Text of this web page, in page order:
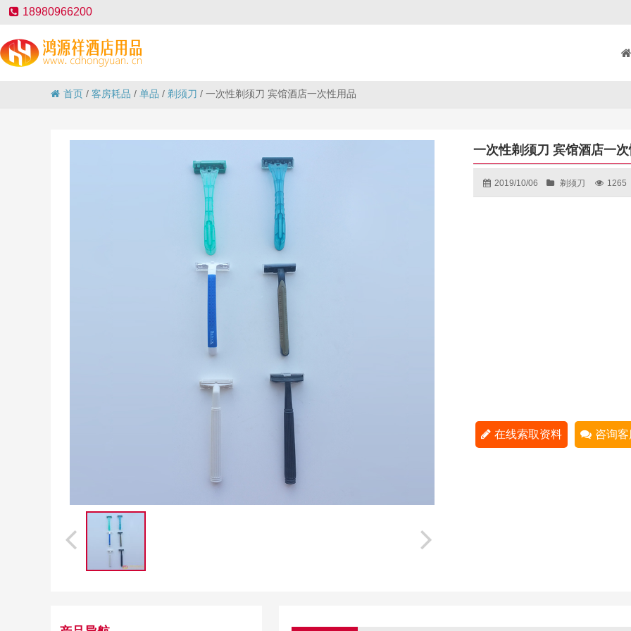
18980966200
首页 / 客房耗品 / 单品 / 剃须刀 / 一次性剃须刀 宾馆酒店一次性用品
一次性剃须刀 宾馆酒店一
2019/10/06 剃须刀 1265
在线索取资料 咨询